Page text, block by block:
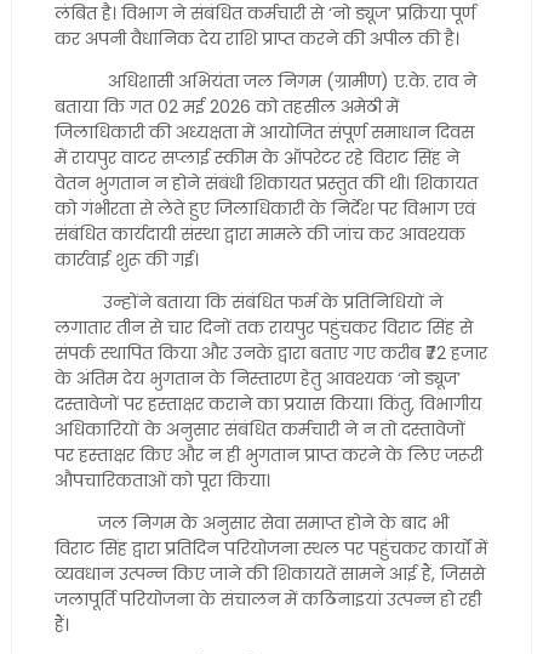
लंबित है। विभाग ने संबंधित कर्मचारी से ‘नो ड्यूज’ प्रक्रिया पूर्ण
कर अपनी वैधानिक देय राशि प्राप्त करने की अपील की है।
अधिशासी अभियंता जल निगम (ग्रामीण) ए.के. राव ने
बताया कि गत 02 मई 2026 को तहसील अमेठी में
जिलाधिकारी की अध्यक्षता में आयोजित संपूर्ण समाधान दिवस
में रायपुर वाटर सप्लाई स्कीम के ऑपरेटर रहे विराट सिंह ने
वेतन भुगतान न होने संबंधी शिकायत प्रस्तुत की थी। शिकायत
को गंभीरता से लेते हुए जिलाधिकारी के निर्देश पर विभाग एवं
संबंधित कार्यदायी संस्था द्वारा मामले की जांच कर आवश्यक
कार्रवाई शुरू की गई।
उन्होंने बताया कि संबंधित फर्म के प्रतिनिधियों ने
लगातार तीन से चार दिनों तक रायपुर पहुंचकर विराट सिंह से
संपर्क स्थापित किया और उनके द्वारा बताए गए करीब ₹72 हजार
के अंतिम देय भुगतान के निस्तारण हेतु आवश्यक ‘नो ड्यूज’
दस्तावेजों पर हस्ताक्षर कराने का प्रयास किया। किंतु, विभागीय
अधिकारियों के अनुसार संबंधित कर्मचारी ने न तो दस्तावेजों
पर हस्ताक्षर किए और न ही भुगतान प्राप्त करने के लिए जरूरी
औपचारिकताओं को पूरा किया।
जल निगम के अनुसार सेवा समाप्त होने के बाद भी
विराट सिंह द्वारा प्रतिदिन परियोजना स्थल पर पहुंचकर कार्यों में
व्यवधान उत्पन्न किए जाने की शिकायतें सामने आई हैं, जिससे
जलापूर्ति परियोजना के संचालन में कठिनाइयां उत्पन्न हो रही
हैं।